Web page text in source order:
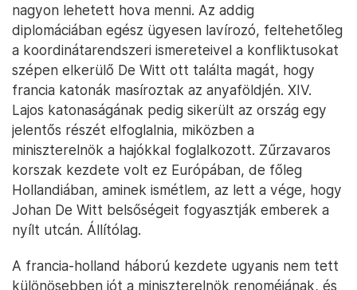
nagyon lehetett hova menni. Az addig
diplomáciában egész ügyesen lavírozó, feltehetőleg
a koordinátarendszeri ismereteivel a konfliktusokat
szépen elkerülő De Witt ott találta magát, hogy
francia katonák masíroztak az anyaföldjén. XIV.
Lajos katonaságának pedig sikerült az ország egy
jelentős részét elfoglalnia, miközben a
miniszterelnök a hajókkal foglalkozott. Zűrzavaros
korszak kezdete volt ez Európában, de főleg
Hollandiában, aminek ismétlem, az lett a vége, hogy
Johan De Witt belsőségeit fogyasztják emberek a
nyílt utcán. Állítólag.
A francia-holland háború kezdete ugyanis nem tett
különösebben jót a miniszterelnök renoméjának, és